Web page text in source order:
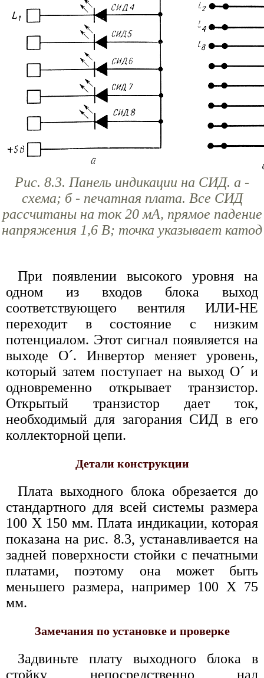
Рис. 8.3. Панель индикации на СИД. а -
схема; б - печатная плата. Все СИД
рассчитаны на ток 20 мА, прямое падение
напряжения 1,6 В; точка указывает катод
При появлении высокого уровня на
одном из входов блока выход
соответствующего вентиля ИЛИ-НЕ
переходит в состояние с низким
потенциалом. Этот сигнал появляется на
выходе О´. Инвертор меняет уровень,
который затем поступает на выход О´ и
одновременно открывает транзистор.
Открытый транзистор дает ток,
необходимый для загорания СИД в его
коллекторной цепи.
Детали конструкции
Плата выходного блока обрезается до
стандартного для всей системы размера
100 X 150 мм. Плата индикации, которая
показана на рис. 8.3, устанавливается на
задней поверхности стойки с печатными
платами, поэтому она может быть
меньшего размера, например 100 X 75
мм.
Замечания по установке и проверке
Задвиньте плату выходного блока в
стойку непосредственно над